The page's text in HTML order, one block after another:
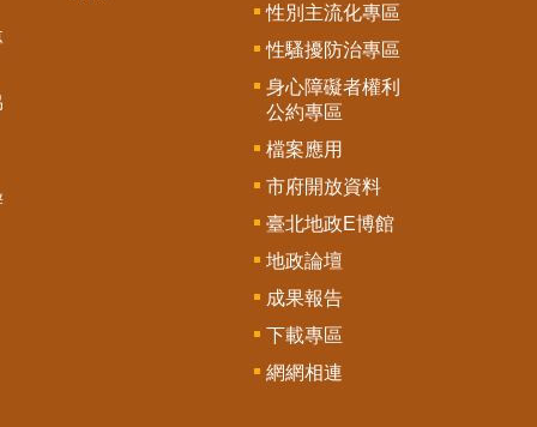
性別主流化專區
性騷擾防治專區
身心障礙者權利
公約專區
檔案應用
市府開放資料
臺北地政E博館
地政論壇
成果報告
下載專區
網網相連